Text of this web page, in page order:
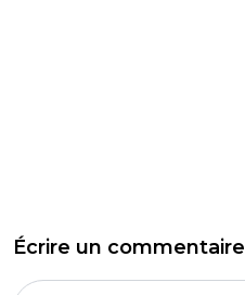
Écrire un commentaire